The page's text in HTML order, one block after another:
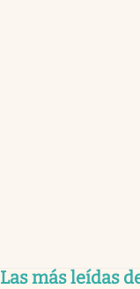
Las más leídas